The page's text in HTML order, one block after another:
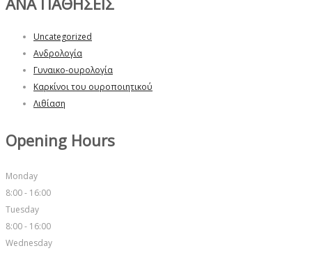
Uncategorized
Ανδρολογία
Γυναικο-ουρολογία
Καρκίνοι του ουροποιητικού
Λιθίαση
Opening Hours
Monday
8:00 - 16:00
Tuesday
8:00 - 16:00
Wednesday